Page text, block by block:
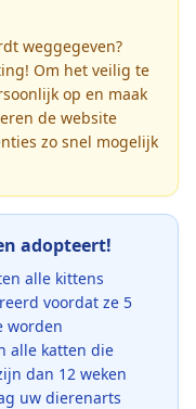
weggegeven?
Om het veilig te
op en maak
de website
zo snel mogelijk
adopteert!
alle kittens
voordat ze 5
worden
alle katten die
dan 12 weken
uw dierenarts